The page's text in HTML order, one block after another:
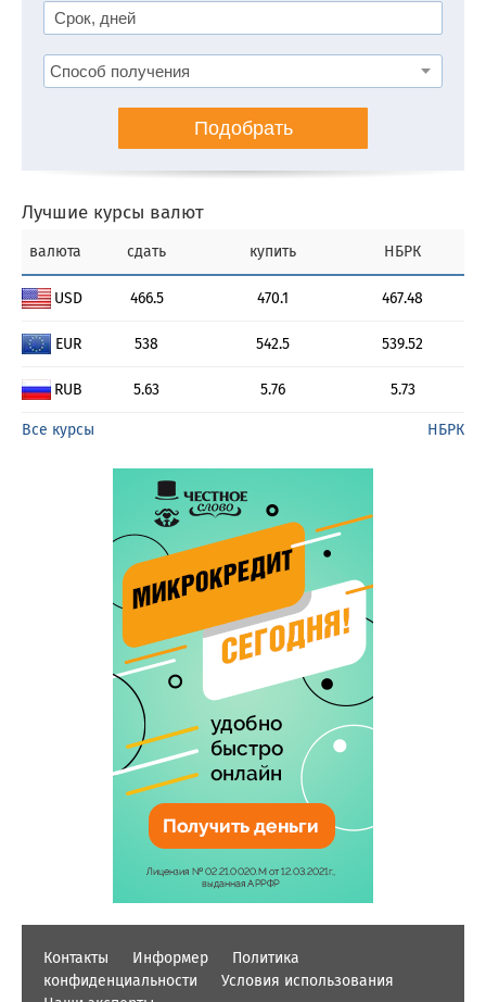
Подобрать
Лучшие курсы валют
валюта сдать купить НБРК
USD 466.5 470.1 467.48
EUR 538 542.5 539.52
RUB 5.63 5.76 5.73
Все курсы НБРК
Контакты Информер
Политика
конфиденциальности
Условия использования